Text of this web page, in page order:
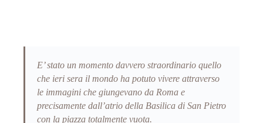
E’ stato un momento davvero straordinario quello
che ieri sera il mondo ha potuto vivere attraverso
le immagini che giungevano da Roma e
precisamente dall’atrio della Basilica di San Pietro
con la piazza totalmente vuota.